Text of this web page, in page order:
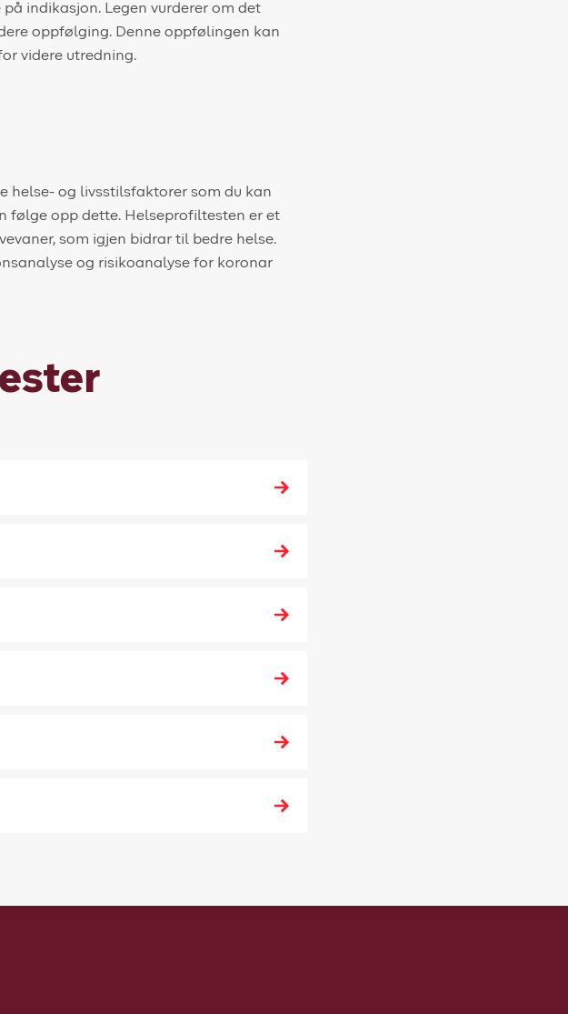
indikasjon. Legen vurderer om det
oppfølging. Denne oppfølingen kan
videre utredning.
helse- og livsstilsfaktorer som du kan
følge opp dette. Helseprofiltesten er et
som igjen bidrar til bedre helse.
og risikoanalyse for koronar